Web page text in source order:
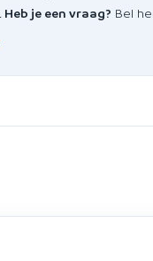
Heb je een vraag? Bel